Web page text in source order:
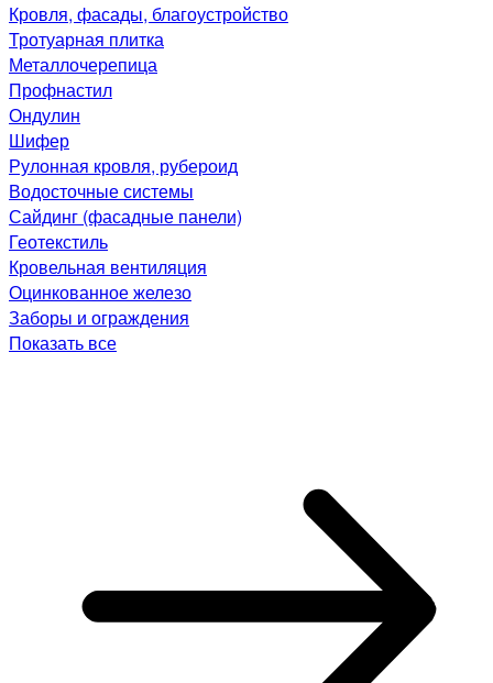
Кровля, фасады, благоустройство
Тротуарная плитка
Металлочерепица
Профнастил
Ондулин
Шифер
Рулонная кровля, рубероид
Водосточные системы
Сайдинг (фасадные панели)
Геотекстиль
Кровельная вентиляция
Оцинкованное железо
Заборы и ограждения
Показать все